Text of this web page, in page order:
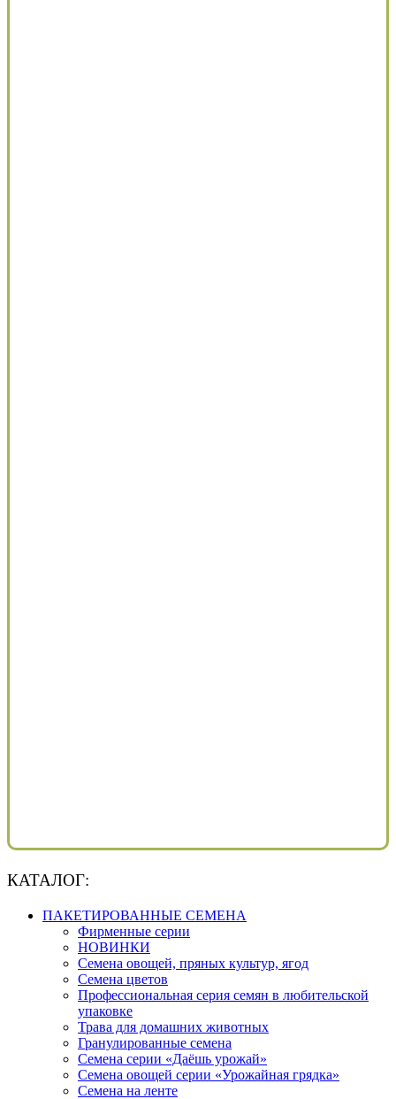
КАТАЛОГ:
ПАКЕТИРОВАННЫЕ СЕМЕНА
Фирменные серии
НОВИНКИ
Семена овощей, пряных культур, ягод
Семена цветов
Профессиональная серия семян в любительской
упаковке
Трава для домашних животных
Гранулированные семена
Семена серии «Даёшь урожай»
Семена овощей серии «Урожайная грядка»
Семена на ленте